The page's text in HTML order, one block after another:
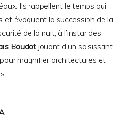
Ils rappellent le temps qui
et évoquent la succession de la
de la nuit, à l’instar des
Boudot jouant d’un saisissant
magnifier architectures et